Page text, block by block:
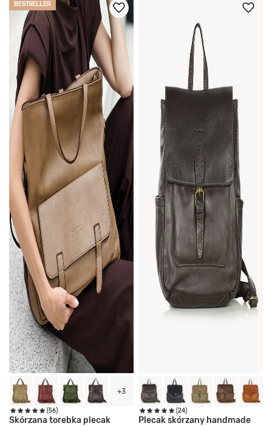
BESTSELLER
+3
(56)
Skórzana torebka plecak
(24)
Plecak skórzany handmade